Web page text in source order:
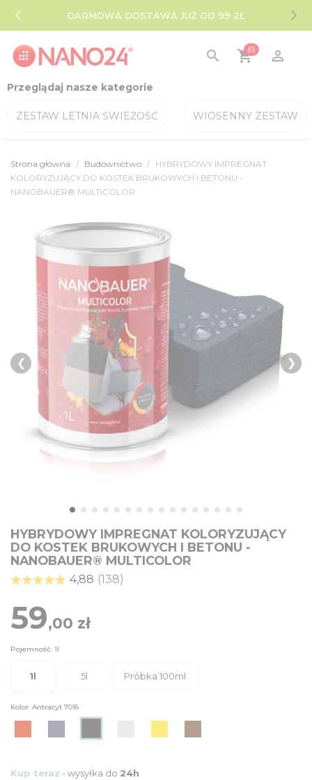
DARMOWA DOSTAWA JUŻ OD 99 ZŁ
search shopping_cart
(0) 
Przeglądaj nasze kategorie
ZESTAW LETNIA ŚWIEŻOŚĆ WIOSENNY ZESTAW
Strona główna Budownictwo
HYBRYDOWY IMPREGNAT
KOLORYZUJĄCY DO KOSTEK BRUKOWYCH I BETONU -
NANOBAUER® MULTICOLOR
❮ ❯
HYBRYDOWY IMPREGNAT KOLORYZUJĄCY
DO KOSTEK BRUKOWYCH I BETONU -
NANOBAUER® MULTICOLOR
59,00 zł
Pojemność: 1l
1l 5l Próbka 100ml
Kolor: Antracyt 7016
CzerwonyGrafitowyAntracytSzary Żółty
Brązowy
Kup teraz - wysyłka do 24h